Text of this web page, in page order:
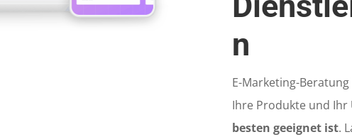
n
E-Marketing-
Ihre Produkte und
besten geeignet ist.